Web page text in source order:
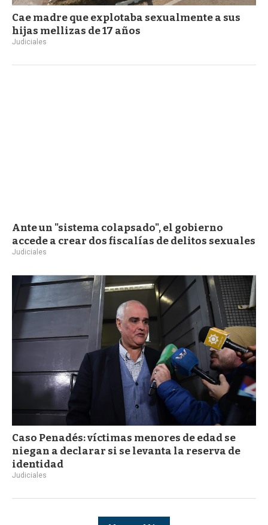
Cae madre que explotaba sexualmente a sus
hijas mellizas de 17 años
Judiciales
Ante un "sistema colapsado", el gobierno
accede a crear dos fiscalías de delitos sexuales
Judiciales
Caso Penadés: víctimas menores de edad se
niegan a declarar si se levanta la reserva de
identidad
Judiciales